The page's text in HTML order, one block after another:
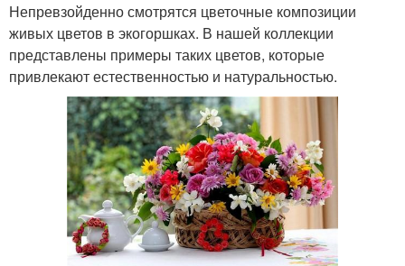
Непревзойденно смотрятся цветочные композиции
живых цветов в экогоршках. В нашей коллекции
представлены примеры таких цветов, которые
привлекают естественностью и натуральностью.